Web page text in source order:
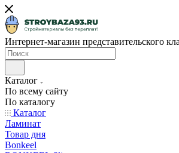
Интернет-магазин представительского
Каталог
По всему сайту
По каталогу
Каталог
Ламинат
Товар дня
Bonkeel